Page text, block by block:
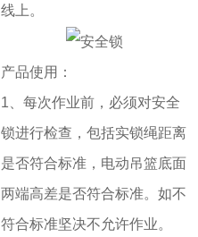
线上。
产品使用：
1、每次作业前，必须对安全
锁进行检查，包括实锁绳距离
是否符合标准，电动吊篮底面
两端高差是否符合标准。如不
符合标准坚决不允许作业。